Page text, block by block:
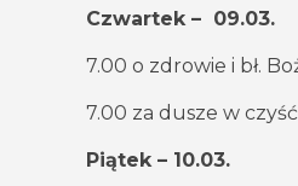
Czwartek – 09.03.
7.00 o zdrowie i bł.
7.00 za dusze w
Piątek – 10.03.